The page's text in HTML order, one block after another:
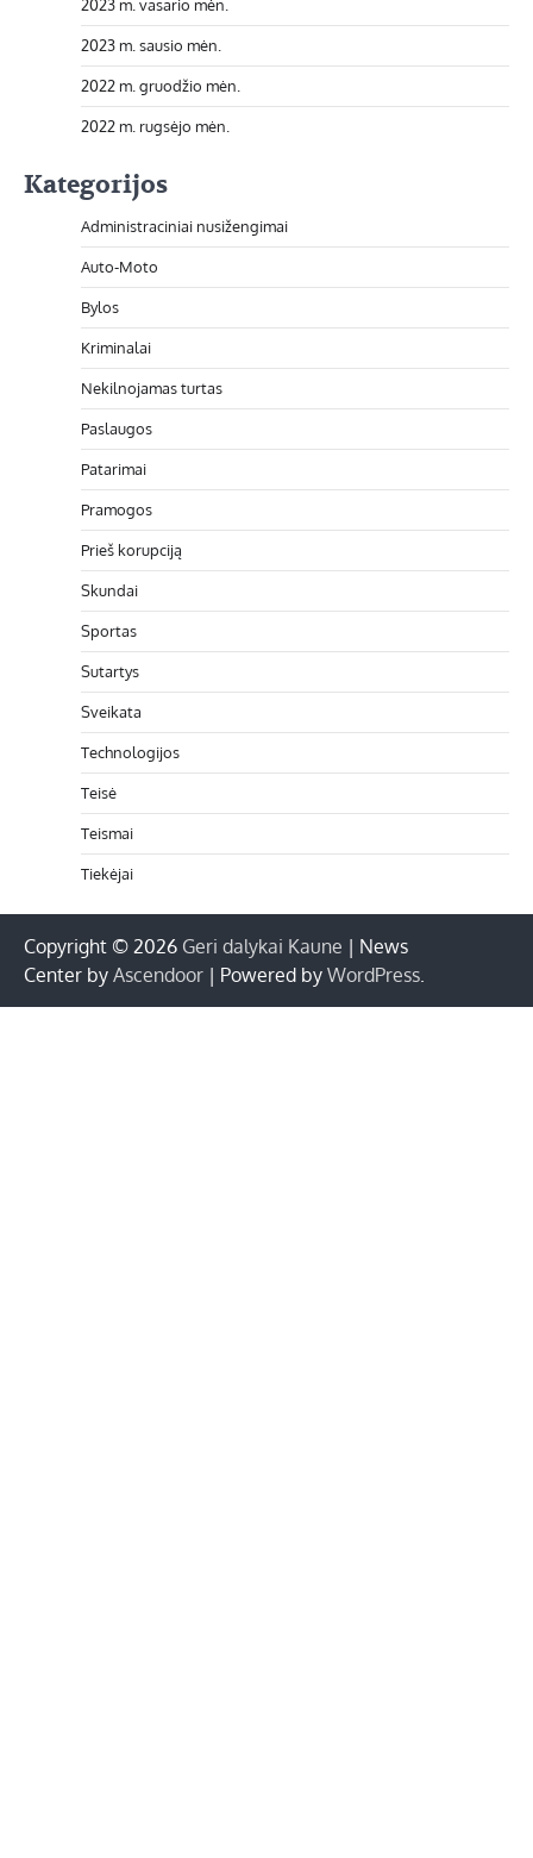
2023 m. vasario mėn.
2023 m. sausio mėn.
2022 m. gruodžio mėn.
2022 m. rugsėjo mėn.
Kategorijos
Administraciniai nusižengimai
Auto-Moto
Bylos
Kriminalai
Nekilnojamas turtas
Paslaugos
Patarimai
Pramogos
Prieš korupciją
Skundai
Sportas
Sutartys
Sveikata
Technologijos
Teisė
Teismai
Tiekėjai
Copyright © 2026 Geri dalykai Kaune | News
Center by Ascendoor | Powered by WordPress.